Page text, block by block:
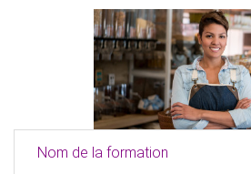
Nom de la formation